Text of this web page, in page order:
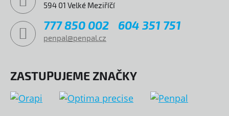
594 01 Velké Meziříčí
777 850 002 604 351 751
penpal@penpal.cz
ZASTUPUJEME ZNAČKY